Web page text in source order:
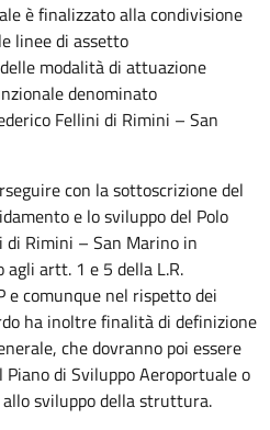
è finalizzato alla condivisione
linee di assetto
modalità di attuazione
denominato
Fellini di Rimini – San
con la sottoscrizione del
e lo sviluppo del Polo
di Rimini – San Marino in
artt. 1 e 5 della L.R.
e comunque nel rispetto dei
ha inoltre finalità di definizione
che dovranno poi essere
Piano di Sviluppo Aeroportuale o
sviluppo della struttura.